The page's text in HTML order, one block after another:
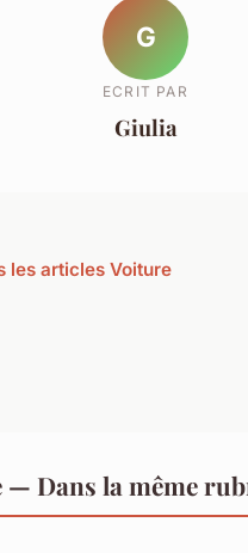
G
ECRIT PAR
Giulia
les articles Voiture
— Dans la même